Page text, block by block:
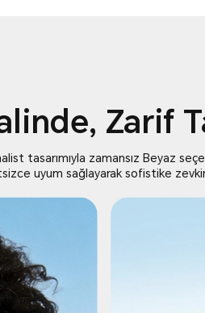
Zarif
tasarımıyla zamansız Beyaz
uyum sağlayarak sofistike